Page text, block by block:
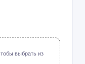
выбрать из